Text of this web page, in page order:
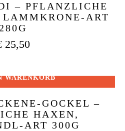
– PFLANZLICHE
ART
280G
25,50
WARENKORB
GOCKEL –
HAXEN,
ART 300G